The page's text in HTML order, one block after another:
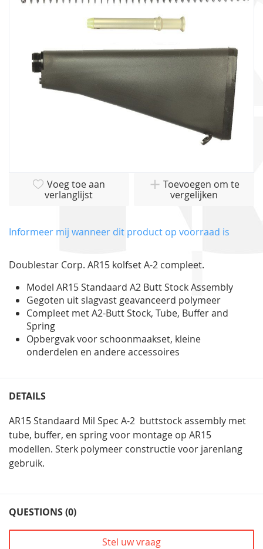
van
gallerij
Voeg toe aan
verlanglijst
Toevoegen om te
vergelijken
Informeer mij wanneer dit product op voorraad is
Doublestar Corp. AR15 kolfset A-2 compleet.
Model AR15 Standaard A2 Butt Stock Assembly
Gegoten uit slagvast geavanceerd polymeer
Compleet met A2-Butt Stock, Tube, Buffer and
Spring
Opbergvak voor schoonmaakset, kleine
onderdelen en andere accessoires
DETAILS
AR15 Standaard Mil Spec A-2 buttstock assembly met
tube, buffer, en spring voor montage op AR15
modellen. Sterk polymeer constructie voor jarenlang
gebruik.
QUESTIONS (0)
Stel uw vraag